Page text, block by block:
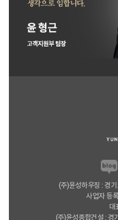
(주)윤성하우징 : 경
사업자 등
대
(주)윤성종합건설 : 경